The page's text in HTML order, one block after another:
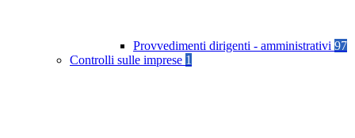
Provvedimenti dirigenti - amministrativi 97
Controlli sulle imprese 1